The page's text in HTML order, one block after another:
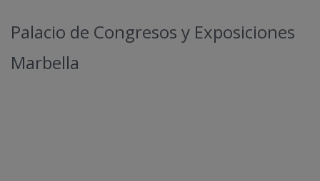
Palacio de Congresos y Exposiciones
Marbella